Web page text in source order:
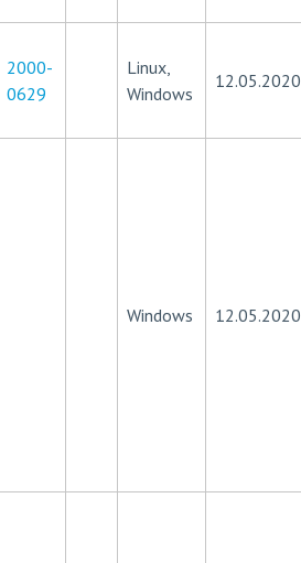
2000-
0629
Linux,
Windows
12.05.2020
Windows 12.05.2020